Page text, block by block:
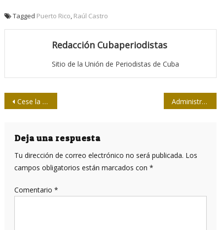
Tagged Puerto Rico Raúl Castro
Redacción Cubaperiodistas
Sitio de la Unión de Periodistas de Cuba
Navegación
entradas
Cese la matanza de periodistas en México Administración y prensa intercambian en Las Tunas
Deja una respuesta
Tu dirección de correo electrónico no será publicada. Los
campos obligatorios están marcados con *
Comentario *